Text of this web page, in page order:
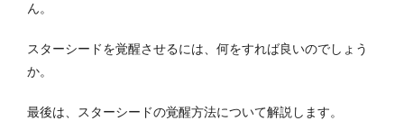
ん。
スターシードを覚醒させるには、何をすれば良いのでしょう
か。
最後は、スターシードの覚醒方法について解説します。